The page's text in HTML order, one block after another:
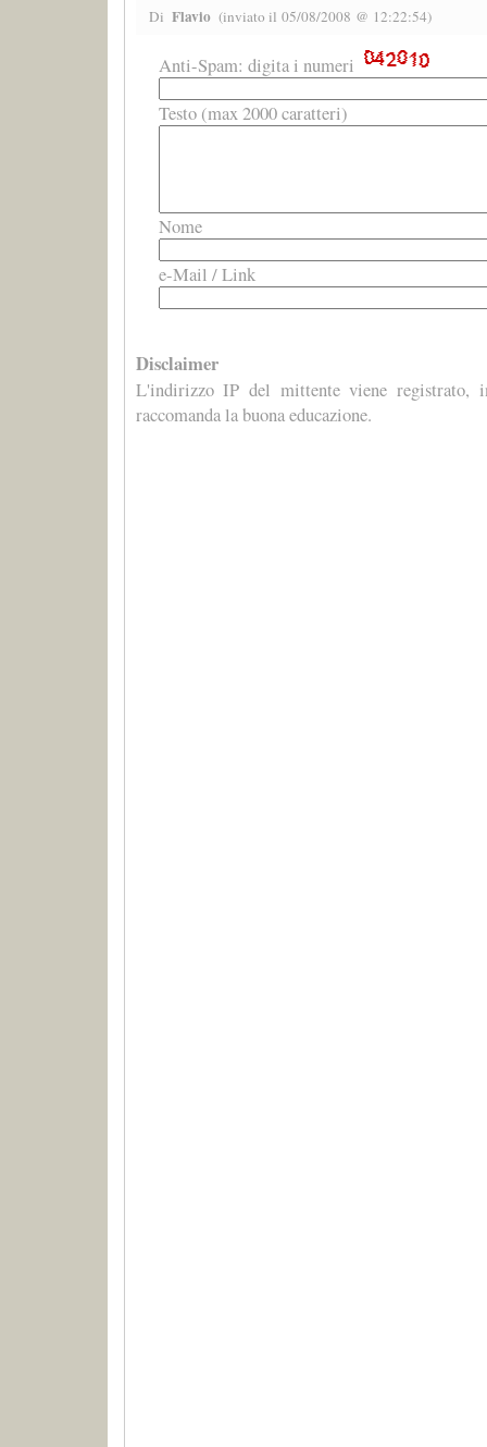
Di Flavio(inviato il 05/08/2008 @ 12:22:54)
Anti-Spam: digita i numeri
Testo (max 2000 caratteri)
Nome
e-Mail / Link
Disclaimer
L'indirizzo IP del mittente viene registrato,
raccomanda la buona educazione.